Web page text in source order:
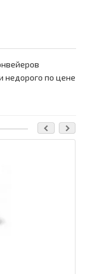
недорого по цене